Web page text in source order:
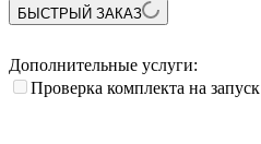
БЫСТРЫЙ ЗАКАЗ
Дополнительные услуги:
Проверка комплекта на запуск